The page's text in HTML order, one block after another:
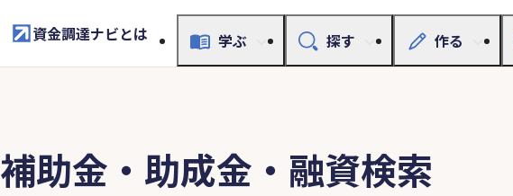
資金調達ナビとは 学ぶ 探す 作る
補助金・助成金・融資検索